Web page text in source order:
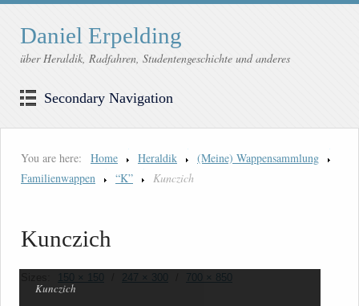
Daniel Erpelding
über Heraldik, Radfahren, Studentengeschichte und anderes
Secondary Navigation
You are here: Home Heraldik
(Meine) Wappensammlung
Familienwappen
“K” Kunczich
Kunczich
150 × 150 247 × 300 700 × 850
Kunczich